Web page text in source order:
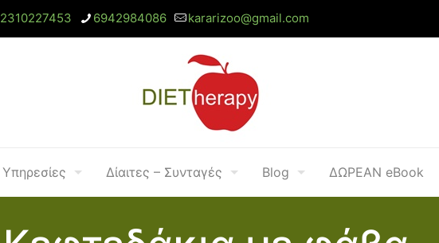
2310227453 6942984086 kararizoo@gmail.com
Υπηρεσίες Δίαιτες – Συνταγές Blog ΔΩΡΕΑΝ eBook